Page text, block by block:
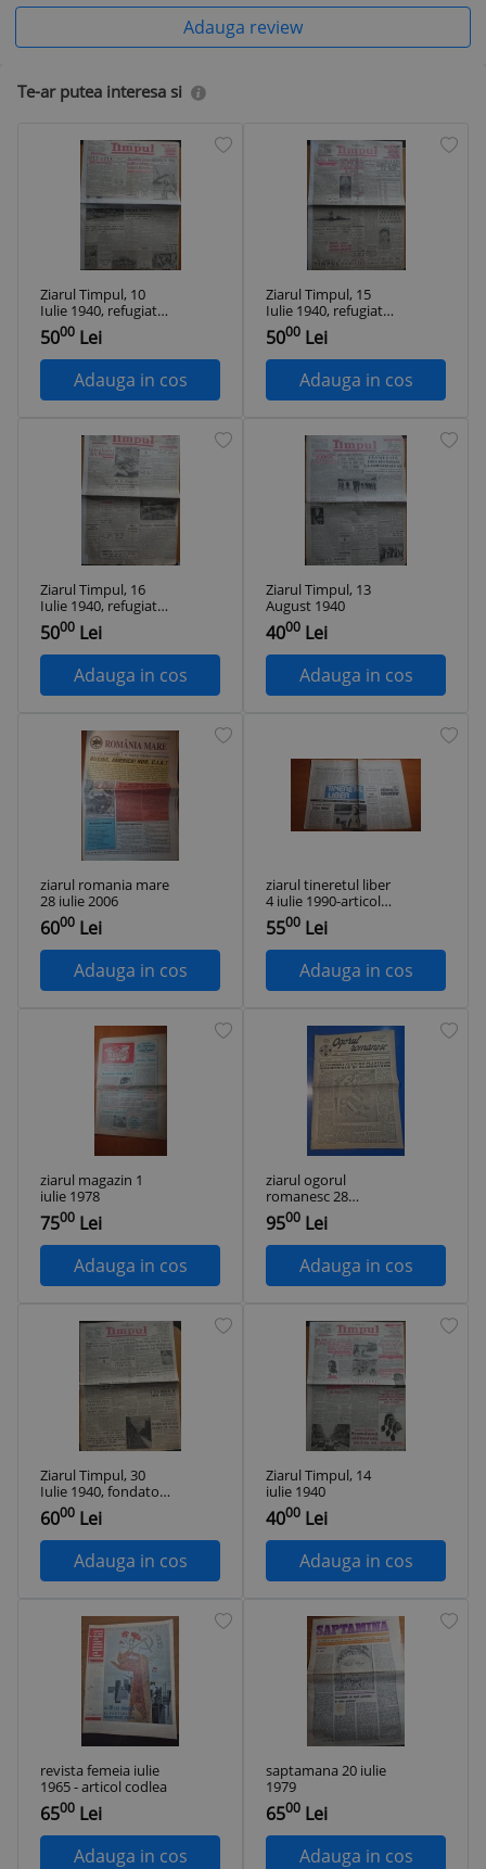
Adauga review
Te-ar putea interesa si
Ziarul Timpul, 10
Iulie 1940, refugiatii
din Basarabia si
Bucovina de Nord
5000 Lei
Adauga in cos
Ziarul Timpul, 15
Iulie 1940, refugiatii
din Basarabia si
Bucovina de Nord
5000 Lei
Adauga in cos
Ziarul Timpul, 16
Iulie 1940, refugiatii
din Basarabia si
Bucovina de Nord
5000 Lei
Adauga in cos
Ziarul Timpul, 13
August 1940
4000 Lei
Adauga in cos
ziarul romania mare
28 iulie 2006
6000 Lei
Adauga in cos
ziarul tineretul liber
4 iulie 1990-articolul
"legea presei "
5500 Lei
Adauga in cos
ziarul magazin 1
iulie 1978
7500 Lei
Adauga in cos
ziarul ogorul
romanesc 28
ianuarie 1940
9500 Lei
Adauga in cos
Ziarul Timpul, 30
Iulie 1940, fondator
Grigore Gafencu
6000 Lei
Adauga in cos
Ziarul Timpul, 14
iulie 1940
4000 Lei
Adauga in cos
revista femeia iulie
1965 - articol codlea
6500 Lei
Adauga in cos
saptamana 20 iulie
1979
6500 Lei
Adauga in cos